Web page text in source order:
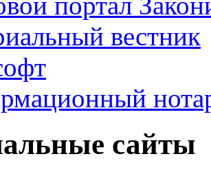
вестник
сайты